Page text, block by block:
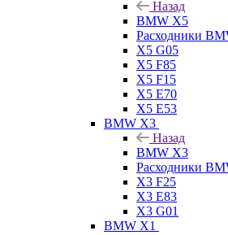
Назад
BMW X5
Расходники
X5 G05
X5 F85
X5 F15
X5 E70
X5 E53
BMW X3
Назад
BMW X3
Расходники
X3 F25
X3 E83
X3 G01
BMW X1